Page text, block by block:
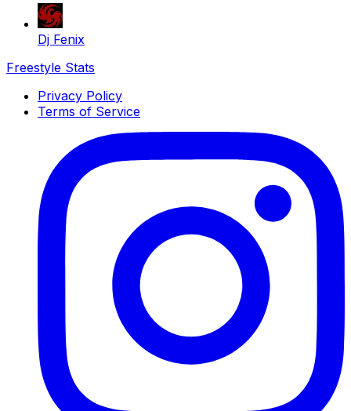
Dj Fenix
Freestyle Stats
Privacy Policy
Terms of Service